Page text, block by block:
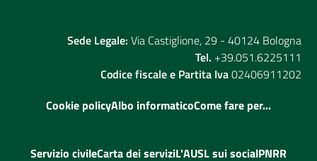
Sede Legale: Via Castiglione, 29 - 40124 Bologna
Tel. +39.051.6225111
Codice fiscale e Partita Iva02406911202
Cookie policyAlbo informaticoCome fare per...
Servizio civileCarta dei serviziL'AUSL sui socialPNRR